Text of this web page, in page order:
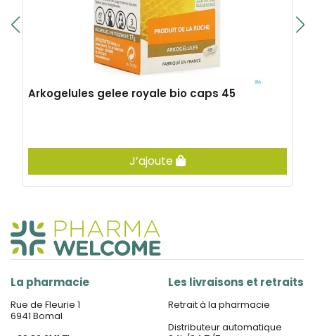
Arkogelules gelee royale bio caps 45
J’ajoute
La pharmacie
Rue de Fleurie 1
6941 Bomal
Les livraisons et retraits
Retrait à la pharmacie
Distributeur automatique